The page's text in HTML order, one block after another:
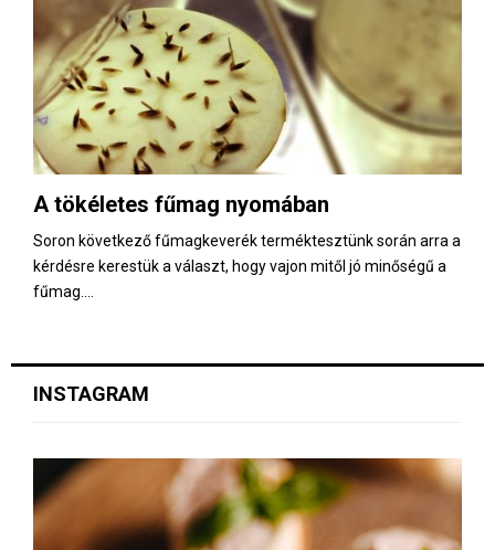
A tökéletes fűmag nyomában
Soron következő fűmagkeverék terméktesztünk során arra a
kérdésre kerestük a választ, hogy vajon mitől jó minőségű a
fűmag....
INSTAGRAM